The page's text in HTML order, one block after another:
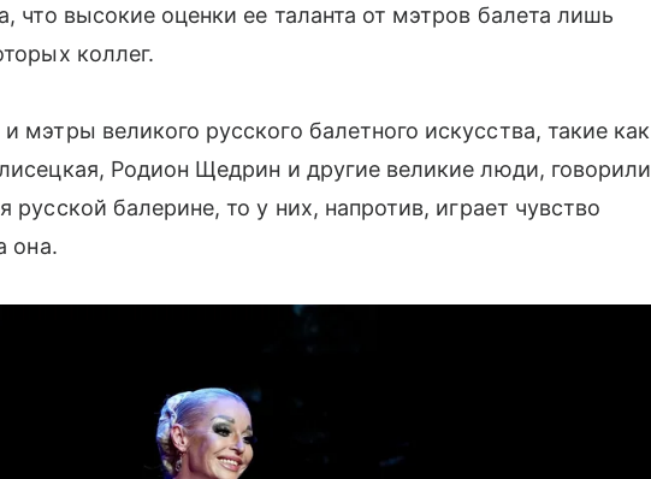
что высокие оценки ее таланта от мэтров балета лишь
коллег.
великого русского балетного искусства, такие как
Родион Щедрин и другие великие люди, говорили
балерине, то у них, напротив, играет чувство
она.